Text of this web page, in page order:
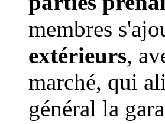
membres
extérieurs,
marché, qui
général la